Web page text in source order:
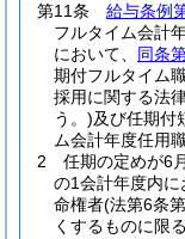
第11条
給与条例
フルタイム会計
において、 同条
期付フルタイム
採用に関する法
う。)及び任期付
ム会計年度任用
2
任期の定めが6
の1会計年度内
命権者(法第6条
くするものに限る